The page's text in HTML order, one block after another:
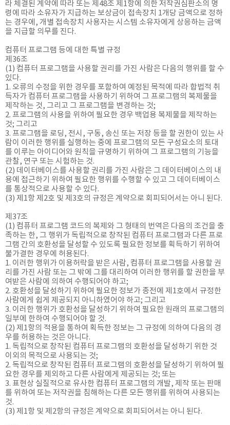
라 체결된 계약에 따라 또는 제48조 제1항에 의한 저작권심판소의 명
령에 따라 소유자가 지급하는 보상금이 접속장치 1개당 금액으로 정하
는 경우에, 개별 접속장치 사용자는 시스템 소유자에게 상응하는 금액
을 지급할 의무를 진다.
컴퓨터 프로그램 등에 대한 특별 규정
제36조
(1) 컴퓨터 프로그램을 사용할 권리를 가진 사람은 다음의 행위를 할 수
있다.
1. 오류의 수정을 위한 경우를 포함하여 예정된 목적에 따라 합법적 취
득자가 컴퓨터 프로그램을 사용하기 위하여 그 프로그램의 복제물을
제작하는 것, 그리고 그 프로그램을 변경하는 것;
2. 프로그램의 사용을 위하여 필요한 경우 백업용 복제물을 제작하는
것; 그리고
3. 프로그램을 로딩, 전시, 구동, 송신 또는 저장 등을 할 권한이 있는 사
람이 이러한 행위를 실행하는 중에 프로그램의 모든 구성요소의 토대
를 이루는 아이디어와 원칙을 규명하기 위하여 그 프로그램의 기능을
관찰, 연구 또는 시험하는 것.
(2) 데이터베이스를 사용할 권리를 가진 사람은 그 데이터베이스의 내
용에 접근하기 위하여 필요한 행위를 수행할 수 있고 그 데이터베이스
를 통상적으로 사용할 수 있다.
(3) 제1항 제2호 및 제3호의 규정은 계약으로 회피되어서는 아니 된다.
제37조
(1) 컴퓨터 프로그램 코드의 복제와 그 형태의 번역은 다음의 조건을 충
족하는 한, 그 행위가 독립적으로 창작된 컴퓨터 프로그램과 다른 프로
그램 간의 호환성을 달성할 수 있도록 필요한 정보를 획득하기 위하여
불가결한 경우에 허용된다.
1. 이러한 행위가 이용허락을 받은 사람, 컴퓨터 프로그램을 사용할 권
리를 가진 사람 또는 그 밖에 그를 대리하여 이러한 행위를 할 권한을 부
여받은 사람에 의하여 수행되어야 하고;
2. 호환성을 달성하기 위하여 필요한 정보가 종전에 제1호에서 규정한
사람에게 쉽게 제공되지 아니하였어야 하고; 그리고
3. 이러한 행위가 호환성을 달성하기 위하여 필요한 원래의 프로그램의
일부에 한하여 수행되어야 할 것.
(2) 제1항의 적용을 통하여 획득한 정보는 그 규정에 의하여 다음의 경
우를 허용하는 것은 아니다.
1. 독립적으로 창작된 컴퓨터 프로그램의 호환성을 달성하기 위한 것
이외의 목적으로 사용되는 것;
2. 독립적으로 창작된 컴퓨터 프로그램의 호환성을 달성하기 위하여 필
요한 경우를 제외하고 다른 사람에게 제공되는 것; 또는
3. 표현상 실질적으로 유사한 컴퓨터 프로그램의 개발, 제작 또는 판매
를 위하여 또는 저작권을 침해하는 다른 모든 행위를 위하여 사용되는
것.
(3) 제1항 및 제2항의 규정은 계약으로 회피되어서는 아니 된다.